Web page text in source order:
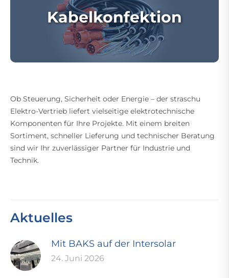
Kabelkonfektion
Ob Steuerung, Sicherheit oder Energie – der straschu
Elektro-Vertrieb liefert vielseitige elektrotechnische
Komponenten für Ihre Projekte. Mit einem breiten
Sortiment, schneller Lieferung und technischer Beratung
sind wir Ihr zuverlässiger Partner für Industrie und
Technik.
Aktuelles
Mit BAKS auf der Intersolar
24. Juni 2026